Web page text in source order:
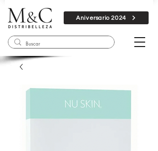
Aniversario 2024